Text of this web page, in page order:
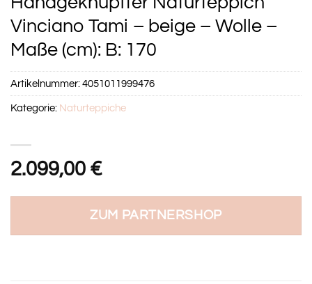
Vinciano Tami – beige – Wolle –
Maße (cm): B: 170
2.099,00 €
ZUM PARTNERSHOP
Artikelnummer:4051011999476
Kategorie: Naturteppiche